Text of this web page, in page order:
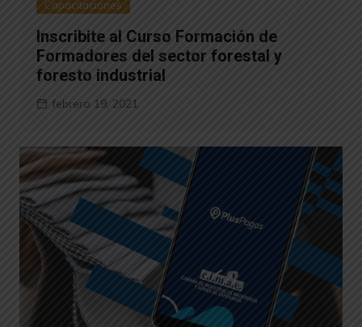
Capacitaciones
Inscribite al Curso Formación de
Formadores del sector forestal y
foresto industrial
febrero 19, 2021